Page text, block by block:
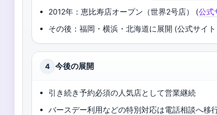
2012年：恵比寿店オープン（世界2号店） (公式
その後：福岡・横浜・北海道に展開 (公式サイ
4 今後の展開
引き続き予約必須の人気店として営業継続
バースデー利用などの特別対応は電話相談へ移